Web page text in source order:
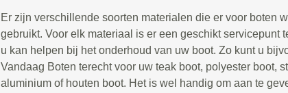
Er zijn verschillende soorten materialen die er voor boten
gebruikt. Voor elk materiaal is er een geschikt servicepunt
u kan helpen bij het onderhoud van uw boot. Zo kunt u
Vandaag Boten terecht voor uw teak boot, polyester boot,
aluminium of houten boot. Het is wel handig om aan te